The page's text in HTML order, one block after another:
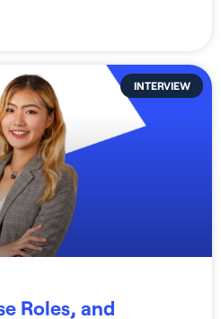
INTERVIEW
Roles, and